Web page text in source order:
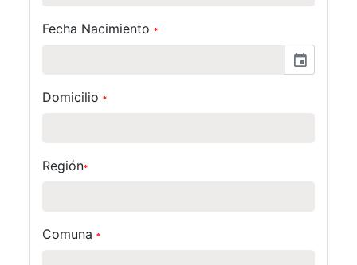
Fecha Nacimiento*
event
Domicilio*
Región*
Comuna*